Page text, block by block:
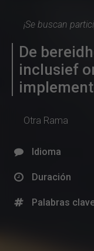
¡Se buscan
De
inclusief
Otra Rama
Idioma
Duración
Palabras